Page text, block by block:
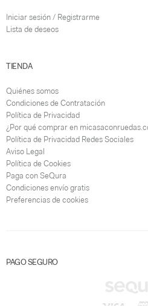
Iniciar sesión / Registrarme
Lista de deseos
TIENDA
Quiénes somos
Condiciones de Contratación
Política de Privacidad
¿Por qué comprar en
Política de Privacidad Redes Sociales
Aviso Legal
Política de Cookies
Paga con SeQura
Condiciones envío gratis
Preferencias de cookies
PAGO SEGURO